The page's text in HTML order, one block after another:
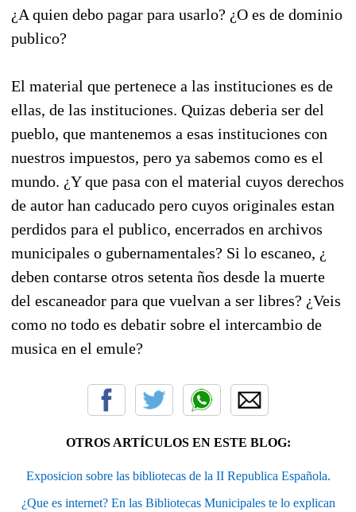
¿A quien debo pagar para usarlo? ¿O es de dominio
publico?
El material que pertenece a las instituciones es de
ellas, de las instituciones. Quizas deberia ser del
pueblo, que mantenemos a esas instituciones con
nuestros impuestos, pero ya sabemos como es el
mundo. ¿Y que pasa con el material cuyos derechos
de autor han caducado pero cuyos originales estan
perdidos para el publico, encerrados en archivos
municipales o gubernamentales? Si lo escaneo, ¿
deben contarse otros setenta ños desde la muerte
del escaneador para que vuelvan a ser libres? ¿Veis
como no todo es debatir sobre el intercambio de
musica en el emule?
OTROS ARTÍCULOS EN ESTE BLOG:
Exposicion sobre las bibliotecas de la II Republica Española.
¿Que es internet? En las Bibliotecas Municipales te lo explican